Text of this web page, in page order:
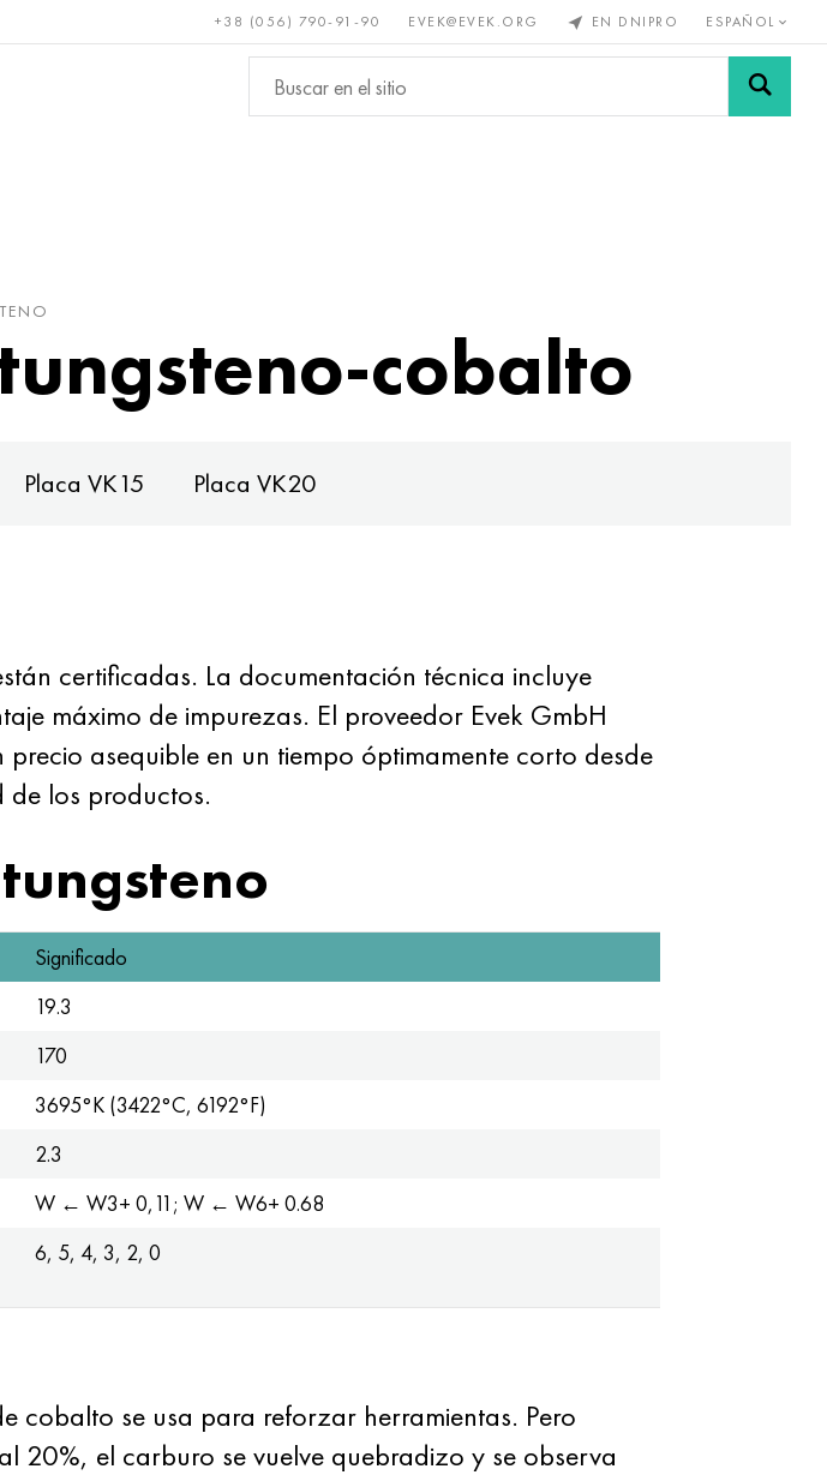
+38 (056) 790-91-90 EVEK@EVEK.ORG EN DNIPRO ESPAÑOL
cobre, Metales no
ferrosos
Aleación de Mallas y
cobalto
Placa VK15 Placa VK20
certificadas. La documentación técnica incluye
máximo de impurezas. El proveedor Evek GmbH
asequible en un tiempo óptimamente corto desde
los productos.
Significado
19.3
170
3695°K (3422°C, 6192°F)
2.3
W ← W3+ 0,11; W ← W6+ 0.68
6, 5, 4, 3, 2, 0
cobalto se usa para reforzar herramientas. Pero
20%, el carburo se vuelve quebradizo y se observa